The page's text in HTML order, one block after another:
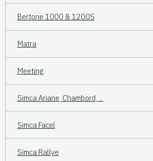
Bertone 1000 & 1200S
Matra
Meeting
Simca Ariane, Chambord, ...
Simca Facel
Simca Rallye